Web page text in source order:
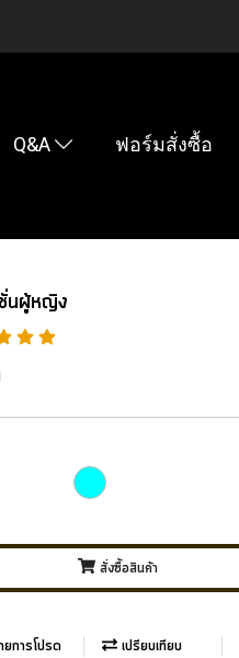
Q&A ฟอร์มสั่งซื้อ
นผู้หญิง
สั่งซื้อสินค้า
ยการโปรด เปรียบเทียบ